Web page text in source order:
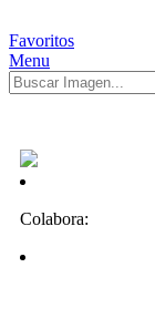
Favoritos
Menu
Colabora: